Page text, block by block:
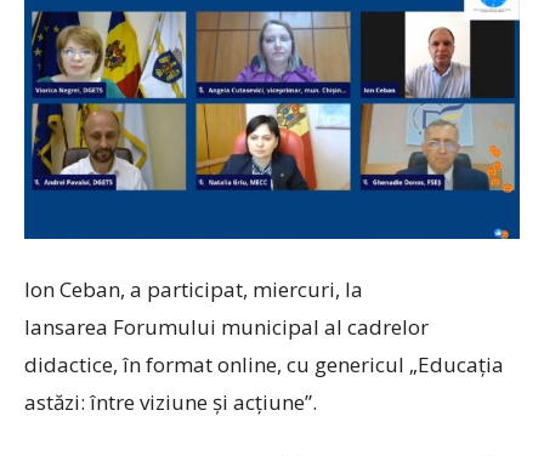
Ion Ceban, a participat, miercuri, la
lansarea Forumului municipal al cadrelor
didactice, în format online, cu genericul „Educația
astăzi: între viziune și acțiune”.